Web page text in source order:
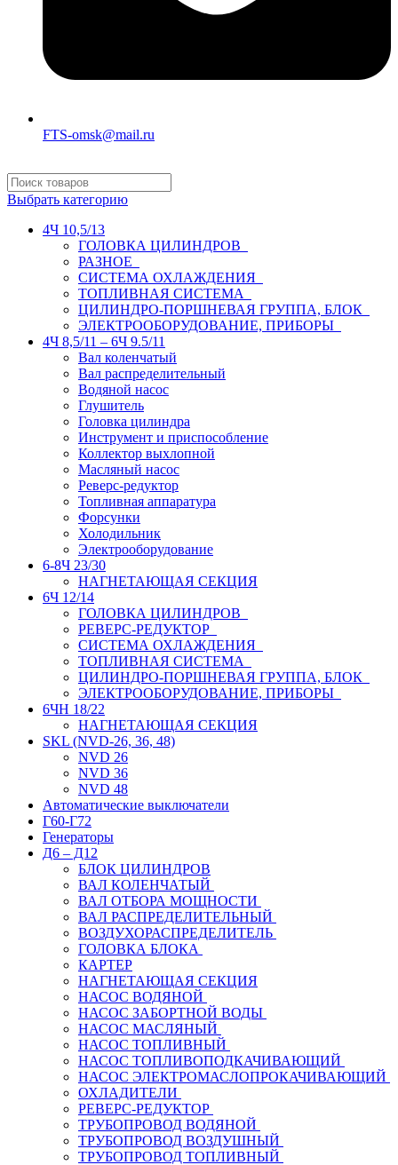
FTS-omsk@mail.ru
Выбрать категорию
4Ч 10,5/13
ГОЛОВКА ЦИЛИНДРОВ
РАЗНОЕ
СИСТЕМА ОХЛАЖДЕНИЯ
ТОПЛИВНАЯ СИСТЕМА
ЦИЛИНДРО-ПОРШНЕВАЯ ГРУППА, БЛОК
ЭЛЕКТРООБОРУДОВАНИЕ, ПРИБОРЫ
4Ч 8,5/11 – 6Ч 9.5/11
Вал коленчатый
Вал распределительный
Водяной насос
Глушитель
Головка цилиндра
Инструмент и приспособление
Коллектор выхлопной
Масляный насос
Реверс-редуктор
Топливная аппаратура
Форсунки
Холодильник
Электрооборудование
6-8Ч 23/30
НАГНЕТАЮЩАЯ СЕКЦИЯ
6Ч 12/14
ГОЛОВКА ЦИЛИНДРОВ
РЕВЕРС-РЕДУКТОР
СИСТЕМА ОХЛАЖДЕНИЯ
ТОПЛИВНАЯ СИСТЕМА
ЦИЛИНДРО-ПОРШНЕВАЯ ГРУППА, БЛОК
ЭЛЕКТРООБОРУДОВАНИЕ, ПРИБОРЫ
6ЧН 18/22
НАГНЕТАЮЩАЯ СЕКЦИЯ
SKL (NVD-26, 36, 48)
NVD 26
NVD 36
NVD 48
Автоматические выключатели
Г60-Г72
Генераторы
Д6 – Д12
БЛОК ЦИЛИНДРОВ
ВАЛ КОЛЕНЧАТЫЙ
ВАЛ ОТБОРА МОЩНОСТИ
ВАЛ РАСПРЕДЕЛИТЕЛЬНЫЙ
ВОЗДУХОРАСПРЕДЕЛИТЕЛЬ
ГОЛОВКА БЛОКА
КАРТЕР
НАГНЕТАЮЩАЯ СЕКЦИЯ
НАСОС ВОДЯНОЙ
НАСОС ЗАБОРТНОЙ ВОДЫ
НАСОС МАСЛЯНЫЙ
НАСОС ТОПЛИВНЫЙ
НАСОС ТОПЛИВОПОДКАЧИВАЮЩИЙ
НАСОС ЭЛЕКТРОМАСЛОПРОКАЧИВАЮЩИЙ
ОХЛАДИТЕЛИ
РЕВЕРС-РЕДУКТОР
ТРУБОПРОВОД ВОДЯНОЙ
ТРУБОПРОВОД ВОЗДУШНЫЙ
ТРУБОПРОВОД ТОПЛИВНЫЙ